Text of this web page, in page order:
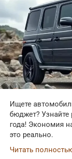
Ищете
бюджет?
года! Экономия
это реально.
Читать